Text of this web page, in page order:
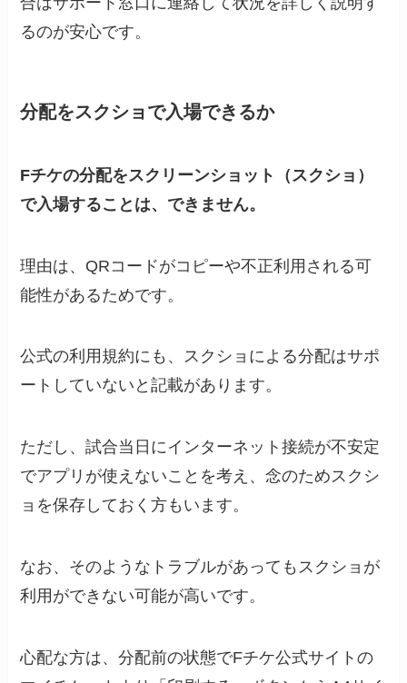
るのが安心です。
分配をスクショで入場できるか
Fチケの分配をスクリーンショット（スクショ）
で入場することは、できません。
理由は、QRコードがコピーや不正利用される可
能性があるためです。
公式の利用規約にも、スクショによる分配はサポ
ートしていないと記載があります。
ただし、試合当日にインターネット接続が不安定
でアプリが使えないことを考え、念のためスクシ
ョを保存しておく方もいます。
なお、そのようなトラブルがあってもスクショが
利用ができない可能が高いです。
心配な方は、分配前の状態でFチケ公式サイトの